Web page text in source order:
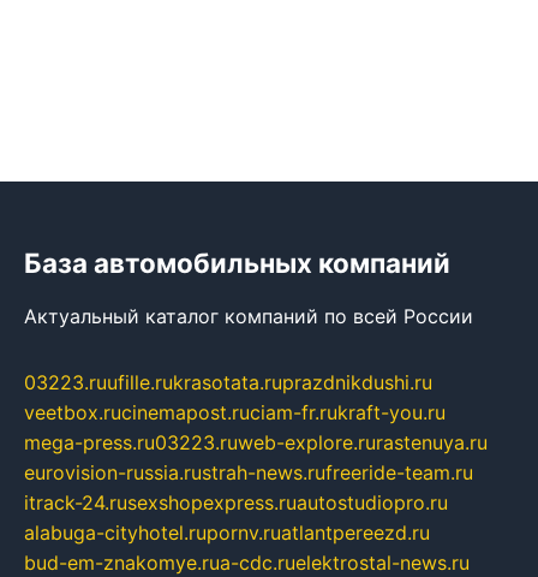
База автомобильных компаний
Актуальный каталог компаний по всей России
03223.ruufille.rukrasotata.ruprazdnikdushi.ru
veetbox.rucinemapost.ruciam-fr.rukraft-you.ru
mega-press.ru03223.ruweb-explore.rurastenuya.ru
eurovision-russia.rustrah-news.rufreeride-team.ru
itrack-24.rusexshopexpress.ruautostudiopro.ru
alabuga-cityhotel.rupornv.ruatlantpereezd.ru
bud-em-znakomye.rua-cdc.ruelektrostal-news.ru